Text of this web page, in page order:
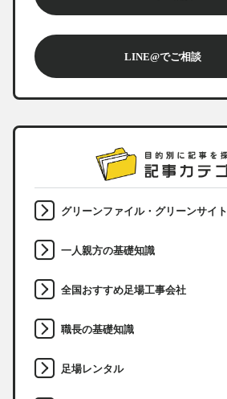
LINE@でご相談
グリーンファイル・グリーンサイト
一人親方の基礎知識
全国おすすめ足場工事会社
職長の基礎知識
足場レンタル